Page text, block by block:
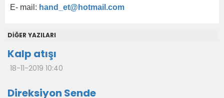
E- mail: hand_et@hotmail.com
DİĞER YAZILARI
Kalp atışı
18-11-2019 10:40
Direksiyon Sende